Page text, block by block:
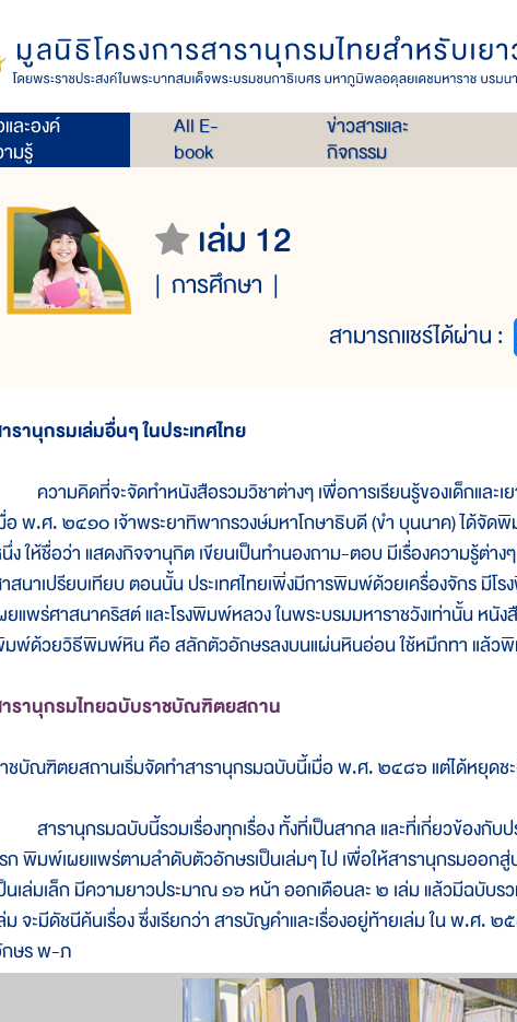
ละองค์
มรู้
All E-
book
ข่าวสารและ
กิจกรรม
เล่ม 12
การศึกษา
สามารถแชร์ได้ผ่าน :
รานุกรมเล่มอื่นๆ ในประเทศไทย
ความคิดที่จะจัดทำหนังสือรวมวิชาต่างๆ เพื่อการเรียนรู้ของเด็กและเ
อ พ.ศ. ๒๔๑๐ เจ้าพระยาทิพากรวงษ์มหาโกษาธิบดี (ขำ บุนนาค) ได้จัด
ง ให้ชื่อว่า แสดงกิจจานุกิต เขียนเป็นทำนองถาม-ตอบ มีเรื่องความรู้ต่า
สนาเปรียบเทียบ ตอนนั้น ประเทศไทยเพิ่งมีการพิมพ์ด้วยเครื่องจักร มี
ยแพร่ศาสนาคริสต์ และโรงพิมพ์หลวง ในพระบรมมหาราชวังเท่านั้น ห
พ์ด้วยวิธีพิมพ์หิน คือ สลักตัวอักษรลงบนแผ่นหินอ่อน ใช้หมึกทา แล้ว
รานุกรมไทยฉบับราชบัณฑิตยสถาน
ชบัณฑิตยสถานเริ่มจัดทำสารานุกรมฉบับนี้เมื่อ พ.ศ. ๒๔๘๖ แต่ได้หยุด
สารานุกรมฉบับนี้รวมเรื่องทุกเรื่อง ทั้งที่เป็นสากล และที่เกี่ยวข้องกับป
ก พิมพ์เผยแพร่ตามลำดับตัวอักษรเป็นเล่มๆ ไป เพื่อให้สารานุกรมออก
นเล่มเล็ก มีความยาวประมาณ ๑๖ หน้า ออกเดือนละ ๒ เล่ม แล้วมีฉบับ
ม จะมีดัชนีค้นเรื่อง ซึ่งเรียกว่า สารบัญคำและเรื่องอยู่ท้ายเล่ม ใน พ.ศ
ษร พ-ภ